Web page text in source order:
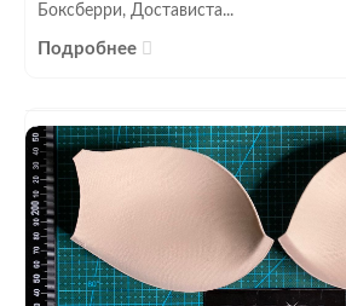
Боксберри, Достависта...
Подробнее